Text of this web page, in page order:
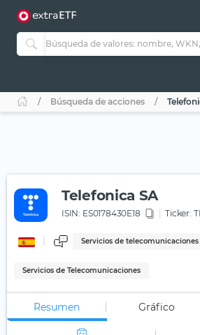
Búsqueda de acciones
Telefonica SA
ISIN: ES0178430E18 Ticker:
Servicios de telecomunicaciones
Servicios de Telecomunicaciones
Resumen Gráfico